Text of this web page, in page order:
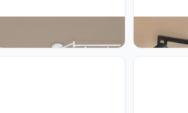
Spot Orientable Modern White for
Hallway Living Room Dining Room
plafondspots,
draaibaar,
spots, zwart,